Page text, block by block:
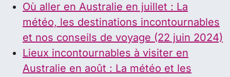
Où aller en Australie en juillet : La
météo, les destinations incontournables
et nos conseils de voyage (22 juin 2024)
Lieux incontournables à visiter en
Australie en août : La météo et les